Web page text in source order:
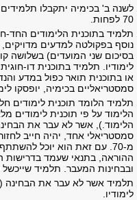
לשנה ב' בכימיה יתקבלו
70 לפחות.
תלמיד בתוכנית הלימודים החד-
נוסף בפקולטה למדעים
בסיכום שני המועדים) בשלושה
לימודיו. תלמיד בתוכנית דו-
או בתוכנית תואר כפול במדע
סמסטריאליים בכימיה, יופסקו
הלימוד.), אשר לא עבר את
סמסטריאלי אחד, יהיה חייב
מ-70. עם זאת הוא יוכל
ההוראה, בתנאי שעמד בדרישות
ובבחינות המעבר. תלמיד שייכשל
תלמיד אשר לא עבר את הבחינה
לימודיו.